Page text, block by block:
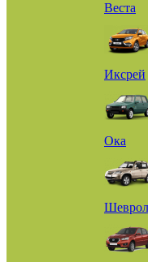
Веста
Иксрей
Ока